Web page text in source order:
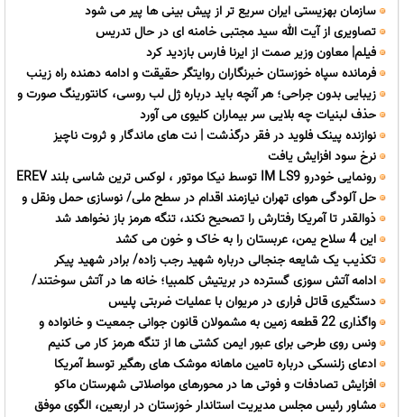
سازمان بهزیستی ایران سریع تر از پیش بینی ها پیر می شود
تصاویری از آیت الله سید مجتبی خامنه ای در حال تدریس
فیلم| معاون وزیر صمت از ایرنا فارس بازدید کرد
فرمانده سپاه خوزستان خبرنگاران روایتگر حقیقت و ادامه دهنده راه زینب
کبری(س) هستند
زیبایی بدون جراحی؛ هر آنچه باید درباره ژل لب روسی، کانتورینگ صورت و
فیلر بیکینی بدانید
حذف لبنیات چه بلایی سر بیماران کلیوی می آورد
نوازنده پینک فلوید در فقر درگذشت | نت های ماندگار و ثروت ناچیز
نرخ سود افزایش یافت
رونمایی خودرو IM LS9 توسط نیکا موتور ، لوکس ترین شاسی بلند EREV
در ایران
حل آلودگی هوای تهران نیازمند اقدام در سطح ملی/ نوسازی حمل ونقل و
کنترل بارگذاری هادراولویت
ذوالقدر تا آمریکا رفتارش را تصحیح نکند، تنگه هرمز باز نخواهد شد
این 4 سلاح یمن، عربستان را به خاک و خون می کشد
تکذیب یک شایعه جنجالی درباره شهید رجب زاده/ برادر شهید پیکر
حمیدرضا هنوز پیدا نشده است
ادامه آتش سوزی گسترده در بریتیش کلمبیا؛ خانه ها در آتش سوختند/
ویدئو
دستگیری قاتل فراری در مریوان با عملیات ضربتی پلیس
واگذاری 22 قطعه زمین به مشمولان قانون جوانی جمعیت و خانواده و
مددجویان در سلماس
ونس روی طرحی برای عبور ایمن کشتی ها از تنگه هرمز کار می کنیم
ادعای زلنسکی درباره تامین ماهانه موشک های رهگیر توسط آمریکا
افزایش تصادفات و فوتی ها در محورهای مواصلاتی شهرستان ماکو
مشاور رئیس مجلس مدیریت استاندار خوزستان در اربعین، الگوی موفق